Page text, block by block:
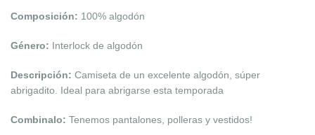
Composición: 100% algodón
Género: Interlock de algodón
Descripción: Camiseta de un excelente algodón, súper
abrigadito. Ideal para abrigarse esta temporada
Combinalo: Tenemos pantalones, polleras y vestidos!